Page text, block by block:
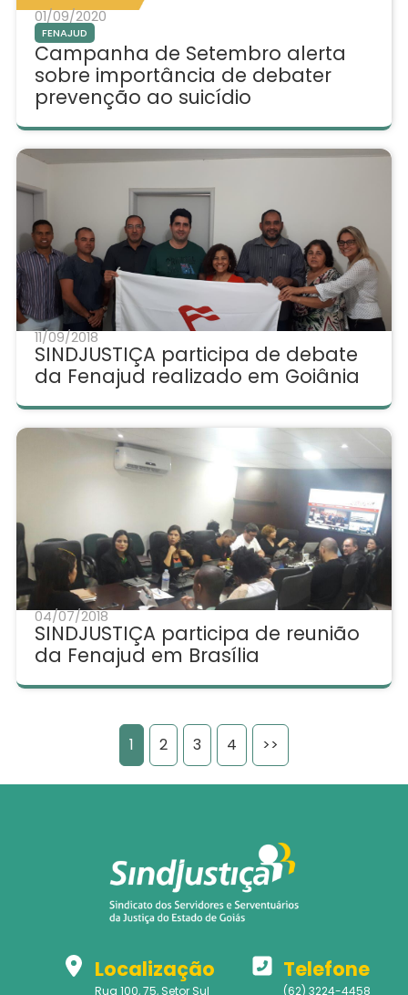
01/09/2020
FENAJUD
Campanha de Setembro alerta
sobre importância de debater
prevenção ao suicídio
11/09/2018
SINDJUSTIÇA participa de debate
da Fenajud realizado em Goiânia
04/07/2018
SINDJUSTIÇA participa de reunião
da Fenajud em Brasília
1 2 3 4 >>
Localização
Rua 100, 75, Setor Sul
Telefone
(62) 3224-4458